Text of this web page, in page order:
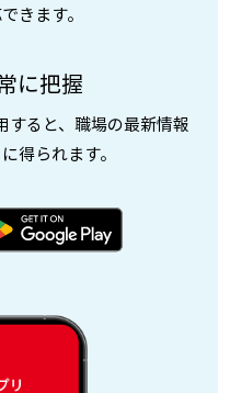
きます。
に把握
ると、職場の最新情報
得られます。